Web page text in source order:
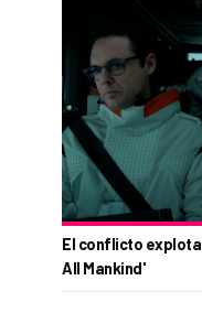
El conflicto explota
All Mankind'